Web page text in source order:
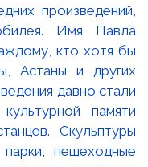
произведений,
Имя Павла
кто хотя бы
Астаны и других
давно стали
памяти
Скульптуры
пешеходные